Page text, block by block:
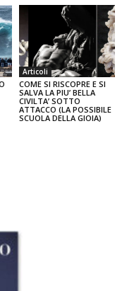
Articoli
COME SI RISCOPRE E SI
SALVA LA PIU’ BELLA
CIVILTA’ SOTTO
ATTACCO (LA POSSIBILE
SCUOLA DELLA GIOIA)